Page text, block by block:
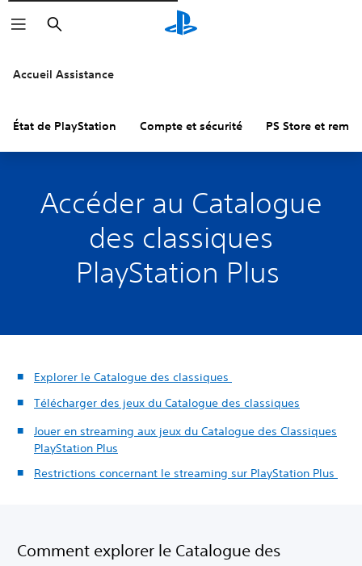
Rechercher
Accueil Assistance
État de PlayStation Compte et sécurité PS Store et
Accéder au Catalogue
des classiques
PlayStation Plus
Explorer le Catalogue des classiques
Télécharger des jeux du Catalogue des classiques
Jouer en streaming aux jeux du Catalogue des Classiques
PlayStation Plus
Restrictions concernant le streaming sur PlayStation Plus
Comment explorer le Catalogue des